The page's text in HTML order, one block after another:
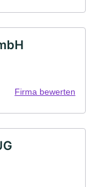
Firma bewerten